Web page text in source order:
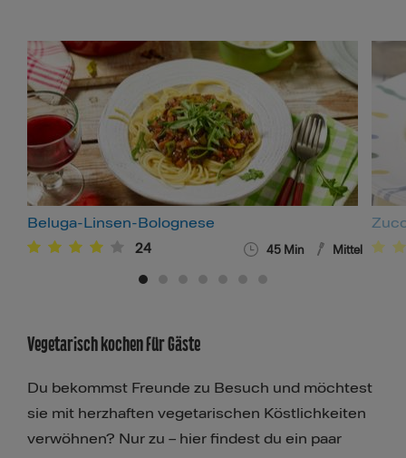
Beluga-Linsen-Bolognese
24 45 Min Mittel
Vegetarisch kochen für Gäste
Du bekommst Freunde zu Besuch und möchtest
sie mit herzhaften vegetarischen Köstlichkeiten
verwöhnen? Nur zu – hier findest du ein paar